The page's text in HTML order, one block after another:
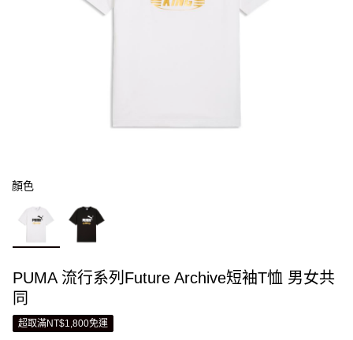
顏色
PUMA 流行系列Future Archive短袖T恤 男女共
同
超取滿NT$1,800免運